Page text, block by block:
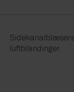
luftblandinger.